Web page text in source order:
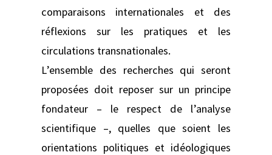
comparaisons internationales et des
réflexions sur les pratiques et les
circulations transnationales.
L’ensemble des recherches qui seront
proposées doit reposer sur un principe
fondateur – le respect de l’analyse
scientifique –, quelles que soient les
orientations politiques et idéologiques